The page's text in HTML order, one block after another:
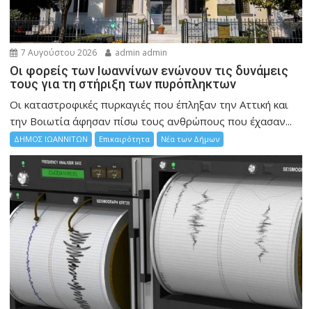
7 Αυγούστου 2026 admin admin
Οι φορείς των Ιωαννίνων ενώνουν τις δυνάμεις
τους για τη στήριξη των πυρόπληκτων
Οι καταστροφικές πυρκαγιές που έπληξαν την Αττική και
την Bοιωτία άφησαν πίσω τους ανθρώπους που έχασαν...
ΔΗΜΟΣ ΙΩΑΝΝΙΤΩΝ Επικαιρότητα Νέα των Δήμων